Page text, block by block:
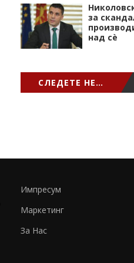
за
над сѐ
СЛЕДЕТЕ НЕ…
Импресум
Маркетинг
За Нас